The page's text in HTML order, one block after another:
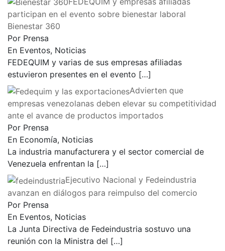
participan en el evento sobre bienestar laboral
Bienestar 360
Por Prensa
En Eventos, Noticias
FEDEQUIM y varias de sus empresas afiliadas
estuvieron presentes en el evento […]
Advierten que
empresas venezolanas deben elevar su competitividad
ante el avance de productos importados
Por Prensa
En Economía, Noticias
La industria manufacturera y el sector comercial de
Venezuela enfrentan la […]
Ejecutivo Nacional y Fedeindustria
avanzan en diálogos para reimpulso del comercio
Por Prensa
En Eventos, Noticias
La Junta Directiva de Fedeindustria sostuvo una
reunión con la Ministra del […]